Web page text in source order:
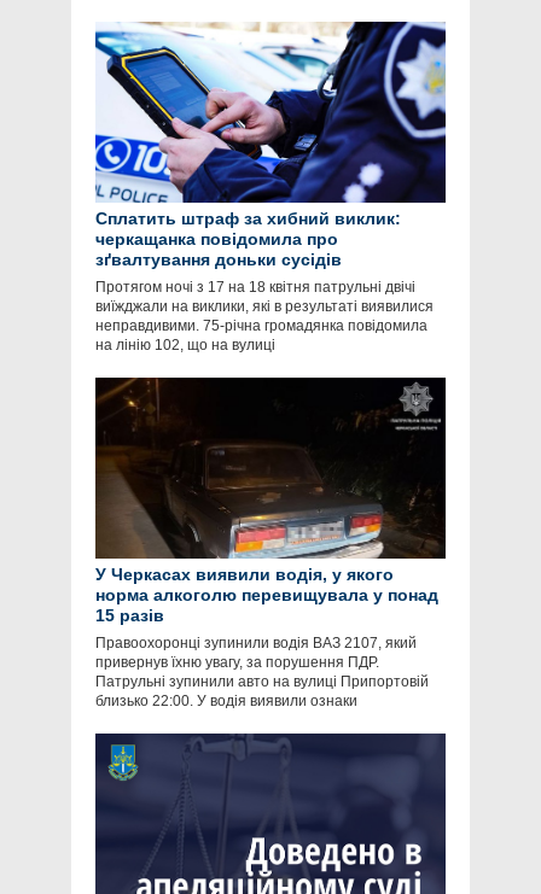
Сплатить штраф за хибний виклик:
черкащанка повідомила про
зґвалтування доньки сусідів
Протягом ночі з 17 на 18 квітня патрульні двічі
виїжджали на виклики, які в результаті виявилися
неправдивими. 75-річна громадянка повідомила
на лінію 102, що на вулиці
У Черкасах виявили водія, у якого
норма алкоголю перевищувала у понад
15 разів
Правоохоронці зупинили водія ВАЗ 2107, який
привернув їхню увагу, за порушення ПДР.
Патрульні зупинили авто на вулиці Припортовій
близько 22:00. У водія виявили ознаки